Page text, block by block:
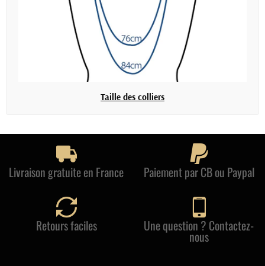
Taille des colliers
Livraison gratuite en France Paiement par CB ou Paypal
Retours faciles Une question ? Contactez-
nous